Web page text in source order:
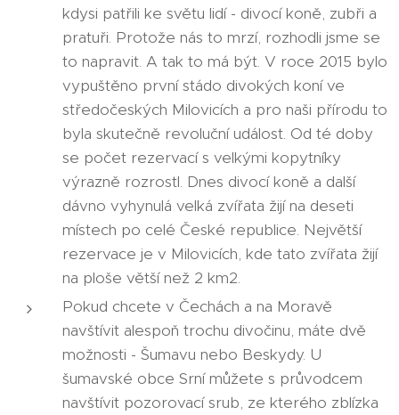
kdysi patřili ke světu lidí - divocí koně, zubři a
pratuři. Protože nás to mrzí, rozhodli jsme se
to napravit. A tak to má být. V roce 2015 bylo
vypuštěno první stádo divokých koní ve
středočeských Milovicích a pro naši přírodu to
byla skutečně revoluční událost. Od té doby
se počet rezervací s velkými kopytníky
výrazně rozrostl. Dnes divocí koně a další
dávno vyhynulá velká zvířata žijí na deseti
místech po celé České republice. Největší
rezervace je v Milovicích, kde tato zvířata žijí
na ploše větší než 2 km2.
Pokud chcete v Čechách a na Moravě
navštívit alespoň trochu divočinu, máte dvě
možnosti - Šumavu nebo Beskydy. U
šumavské obce Srní můžete s průvodcem
navštívit pozorovací srub, ze kterého zblízka